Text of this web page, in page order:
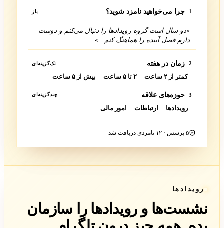
چرا می‌خواهید نامزد شوید؟ باز
«دو سال است گروه رویدادها را دنبال می‌کنم و دوست
دارم فصل آینده را هماهنگ کنم…»
زمان در هفته تک‌گزینه‌ای
کمتر از ۲ ساعت بیش از ۵ ساعت
حوزه‌های علاقه چندگزینه‌ای
رویدادها ارتباطات امور مالی
۵ پرسش · ۱۲ نامزدی دریافت شد
رویدادها
نشست‌ها و رویدادها را سازمان